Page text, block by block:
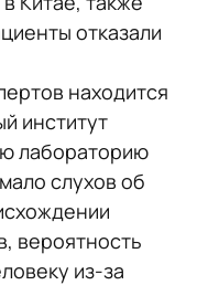
отказали
находится
институт
лабораторию
слухов об
вероятность
из-за